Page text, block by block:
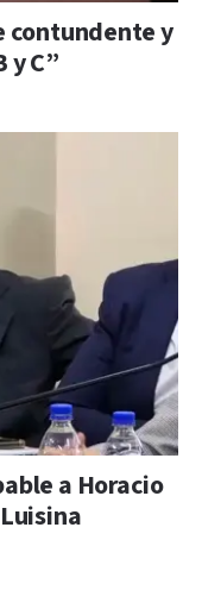
contundente y
y C”
a Horacio